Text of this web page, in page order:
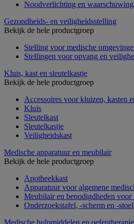
Noodverlichting en
Gezondheids- en veiligheidsstelling
Bekijk de hele productgroep
Stelling voor medische
Stellingen voor opvang en
Kluis, kast en sleutelkastje
Bekijk de hele productgroep
Accessoires voor kluizen, kasten
Kluis
Sleutelkast
Sleutelkastje
Veiligheidskast
Medische apparatuur en meubilair
Bekijk de hele productgroep
Apotheekkast
Apparatuur voor algemene
Meubilair en benodigdheden
Onderzoekstafel, -scherm en -stoel
Medische hulpmiddelen en oefentherapie